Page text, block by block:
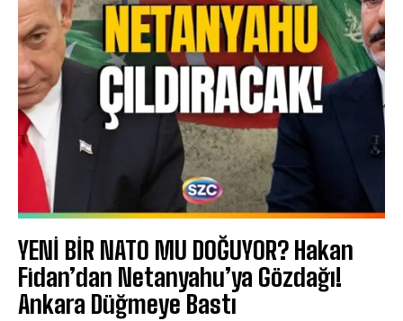
YENİ BİR NATO MU DOĞUYOR? Hakan
Fidan’dan Netanyahu’ya Gözdağı!
Ankara Düğmeye Bastı